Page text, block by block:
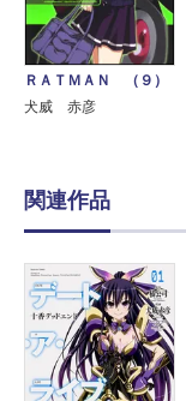
ＲＡＴＭＡＮ （９）
犬威 赤彦
関連作品